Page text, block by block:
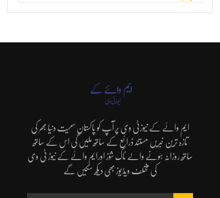
ایم وائے کے نیوزٹی وی پر آپ کو پاکستان سمیت دنیا بھر کی
تازہ ترین خبریں مستند ذرائع کے ساتھ ملیں گی اس کے ساتھ
ساتھ روزانہ ہونے والے ٹاک شوز اورایم وائے کے نیوز ٹی وی
کی مختلف ویڈیوز بھی دیکھ سکیں گے